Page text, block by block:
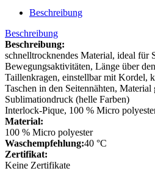
Beschreibung
Beschreibung
Beschreibung:
schnelltrocknendes Material, ideal für
Bewegungsaktivitäten, Länge über
Taillenkragen, einstellbar mit Kordel,
Taschen in den Seitennähten, Material
Sublimationdruck (helle Farben)
Interlock-Pique, 100 % Micro
Material:
100 % Micro polyester
Waschempfehlung:40 °C
Zertifikat:
Keine Zertifikate